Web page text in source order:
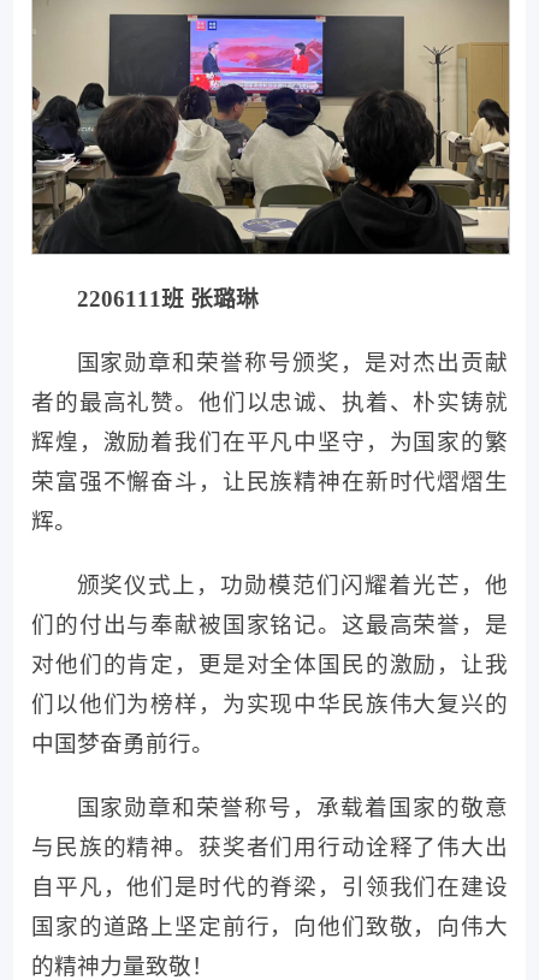
2206111班 张璐琳
国家勋章和荣誉称号颁奖，是对杰出贡献
者的最高礼赞。他们以忠诚、执着、朴实铸就
辉煌，激励着我们在平凡中坚守，为国家的繁
荣富强不懈奋斗，让民族精神在新时代熠熠生
辉。
颁奖仪式上，功勋模范们闪耀着光芒，他
们的付出与奉献被国家铭记。这最高荣誉，是
对他们的肯定，更是对全体国民的激励，让我
们以他们为榜样，为实现中华民族伟大复兴的
中国梦奋勇前行。
国家勋章和荣誉称号，承载着国家的敬意
与民族的精神。获奖者们用行动诠释了伟大出
自平凡，他们是时代的脊梁，引领我们在建设
国家的道路上坚定前行，向他们致敬，向伟大
的精神力量致敬！